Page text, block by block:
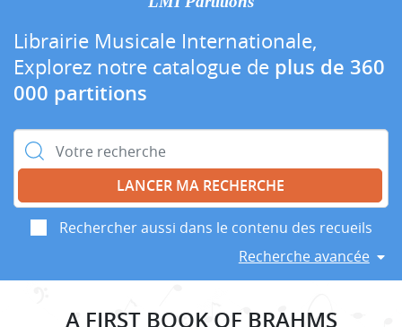
Librairie Musicale Internationale,
Explorez notre catalogue de plus de 360
000 partitions
Rechercher :
Rechercher aussi dans le contenu des recueils
Recherche avancée
A FIRST BOOK OF BRAHMS